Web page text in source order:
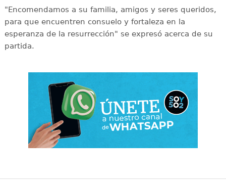
"Encomendamos a su familia, amigos y seres queridos,
para que encuentren consuelo y fortaleza en la
esperanza de la resurrección" se expresó acerca de su
partida.